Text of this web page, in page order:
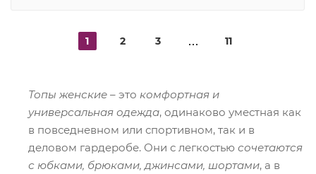
1 2 3 11
Топы женские – это комфортная и
универсальная одежда, одинаково уместная как
в повседневном или спортивном, так и в
деловом гардеробе. Они с легкостью сочетаются
с юбками, брюками, джинсами, шортами, а в